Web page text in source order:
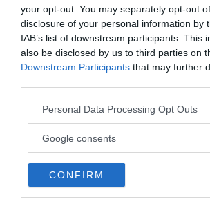
your opt-out. You may separately opt-out
disclosure of your personal information by
IAB’s list of downstream participants. This
also be disclosed by us to third parties on
Downstream Participants that may further
Please note that this website/app uses one
not limited to your visit or usage behaviour.
use your data for below specified purposes
consent section.
Personal Data Processing Opt Outs
Google consents
CONFIRM
Ultimi argomenti